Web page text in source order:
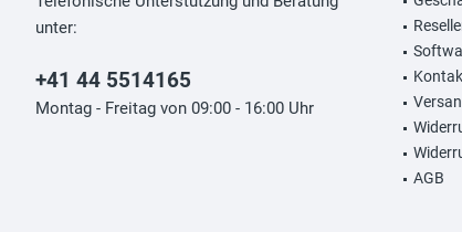
unter:
+41 44 5514165
Montag - Freitag von 09:00 - 16:00 Uhr
AGB